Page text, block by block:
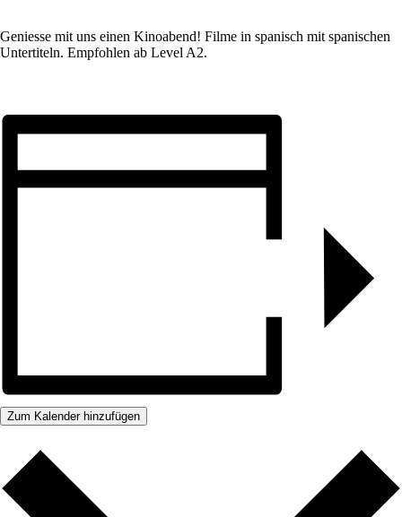
Geniesse mit uns einen Kinoabend! Filme in spanisch mit spanischen
Untertiteln. Empfohlen ab Level A2.
Zum Kalender hinzufügen